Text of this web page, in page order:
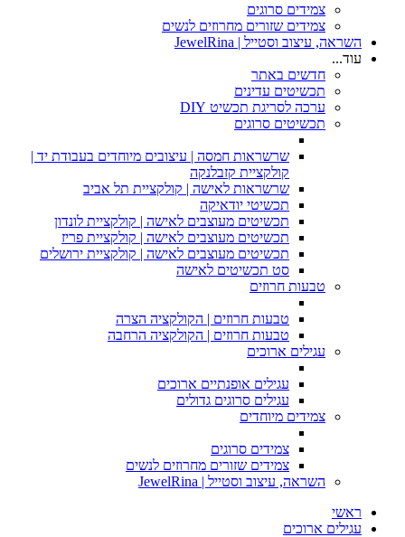
צמידים סרוגים
צמידים שזורים מחרוזים לנשים
השראה, עיצוב וסטייל | JewelRina
עוד...
חדשים באתר
תכשיטים עדינים
ערכה לסריגת תכשיט DIY
תכשיטים סרוגים
שרשראות חמסה | עיצובים מיוחדים בעבודת יד |
קולקציית קזבלנקה
שרשראות לאישה | קולקציית תל אביב
תכשיטי יודאיקה
תכשיטים מעוצבים לאישה | קולקציית לונדון
תכשיטים מעוצבים לאישה | קולקציית פריז
תכשיטים מעוצבים לאישה | קולקציית ירושלים
סט תכשיטים לאישה
טבעות חרוזים
טבעות חרוזים | הקולקציה הצרה
טבעות חרוזים | הקולקציה הרחבה
עגילים ארוכים
עגילים אופנתיים ארוכים
עגילים סרוגים גדולים
צמידים מיוחדים
צמידים סרוגים
צמידים שזורים מחרוזים לנשים
השראה, עיצוב וסטייל | JewelRina
ראשי
עגילים ארוכים